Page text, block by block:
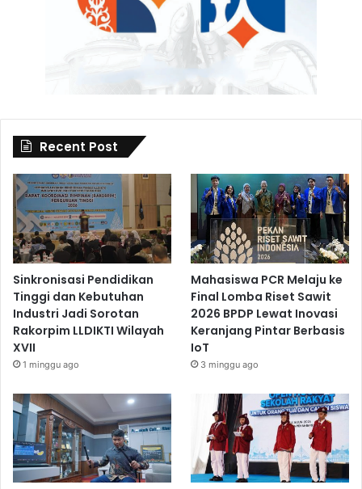
Recent Post
Sinkronisasi Pendidikan
Tinggi dan Kebutuhan
Industri Jadi Sorotan
Rakorpim LLDIKTI Wilayah
XVII
1 minggu ago
Mahasiswa PCR Melaju ke
Final Lomba Riset Sawit
2026 BPDP Lewat Inovasi
Keranjang Pintar Berbasis
IoT
3 minggu ago